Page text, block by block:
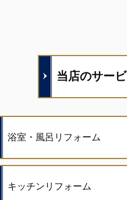
当店のサー
浴室・風呂リフォーム
キッチンリフォーム